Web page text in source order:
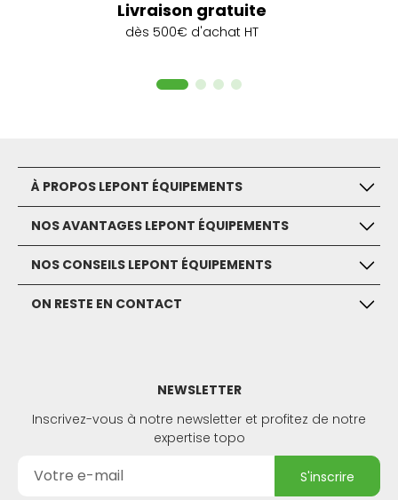
Livraison gratuite
dès 500€ d'achat HT
À PROPOS LEPONT ÉQUIPEMENTS
NOS AVANTAGES LEPONT ÉQUIPEMENTS
NOS CONSEILS LEPONT ÉQUIPEMENTS
ON RESTE EN CONTACT
NEWSLETTER
Inscrivez-vous à notre newsletter et profitez de notre
expertise topo
s'inscrire